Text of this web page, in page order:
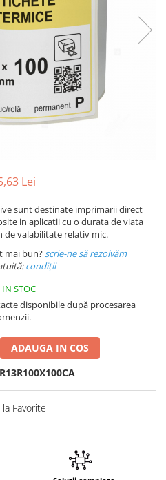
Lei
sunt destinate imprimarii direct
in aplicatii cu o durata de viata
de valabilitate relativ mic.
mai bun?scrie-ne să rezolvăm
condiții
IN STOC
disponibile după procesarea
ADAUGA IN COS
la Favorite